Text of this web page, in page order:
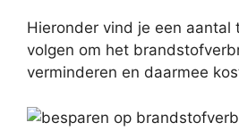
Hieronder vind je een aantal
volgen om het
verminderen en daarmee